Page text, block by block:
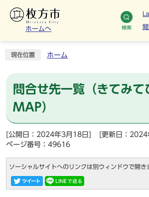
ホームへ 検索
現在位置 ホーム
問合せ先一覧（きてみて
MAP）
[公開日：2024年3月18日]
[更新日：2024
ページ番号：49616
ソーシャルサイトへのリンクは別ウィンドウで開き